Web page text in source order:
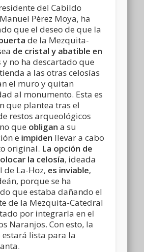
del Cabildo
Pérez Moya, ha
que el deseo de que la
de la Mezquita-
de cristal y abatible en
y no ha descartado que
a las otras celosías
el muro y quitan
al monumento. Esta es
que plantea tras el
restos arqueológicos
que obligan a su
e impiden llevar a cabo
original. La opción de
la celosía, ideada
de La-Hoz, es inviable,
porque se ha
que estaba dañando el
de la Mezquita-Catedral
por integrarla en el
Naranjos. Con esto, la
lista para la